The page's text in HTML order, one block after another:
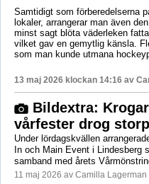
Samtidigt som förberedelserna
lokaler, arrangerar man även
minst sagt blöta väderleken
vilket gav en gemytlig känsla.
som man kunde utmana
13 maj 2026 klockan 14:16 av
Bildextra:
vårfester drog
Under lördagskvällen
In och Main Event i Lindesberg
samband med årets
11 maj 2026 av Camilla Lagerman